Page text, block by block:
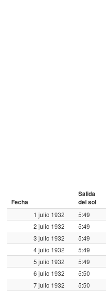
Fecha
Salida
del sol
1 julio 1932 5:49
2 julio 1932
5:49
3 julio 1932
5:49
4 julio 1932
5:49
5 julio 1932
5:49
6 julio 1932
5:50
7 julio 1932
5:50